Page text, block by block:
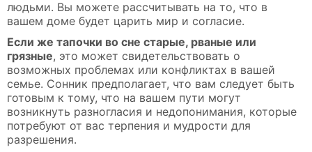
людьми. Вы можете рассчитывать на то, что в
вашем доме будет царить мир и согласие.
Если же тапочки во сне старые, рваные или
грязные, это может свидетельствовать о
возможных проблемах или конфликтах в вашей
семье. Сонник предполагает, что вам следует быть
готовым к тому, что на вашем пути могут
возникнуть разногласия и недопонимания, которые
потребуют от вас терпения и мудрости для
разрешения.